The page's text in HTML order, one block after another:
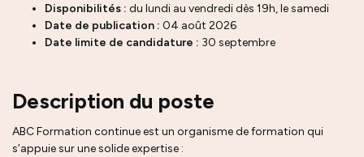
Disponibilités : du lundi au vendredi dès 19h, le samedi
Date de publication : 04 août 2026
Date limite de candidature : 30 septembre
Description du poste
ABC Formation continue est un organisme de formation qui
s’appuie sur une solide expertise :